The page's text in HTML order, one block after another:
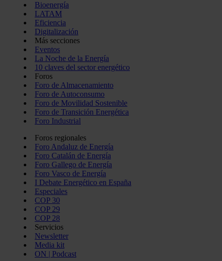
Bioenergía
LATAM
Eficiencia
Digitalización
Más secciones
Eventos
La Noche de la Energía
10 claves del sector energético
Foros
Foro de Almacenamiento
Foro de Autoconsumo
Foro de Movilidad Sostenible
Foro de Transición Energética
Foro Industrial
Foros regionales
Foro Andaluz de Energía
Foro Catalán de Energía
Foro Gallego de Energía
Foro Vasco de Energía
I Debate Energético en España
Especiales
COP 30
COP 29
COP 28
Servicios
Newsletter
Media kit
ON | Podcast